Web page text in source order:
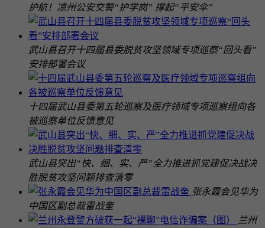
护航！凉州公安交警“护学岗” 撑起“平安伞”
武山县召开十四届县委脱贫攻坚领域专项巡察“回头看”
安排部署会议
十四届武山县委第五轮巡察及医疗领域专项巡察组向各
被巡察单位反馈意见
武山县突出“快、细、实、严”全力推进抓党建促决战决
胜脱贫攻坚问题排查清零
张永霞会见华为
中国区副总裁雷战奎
兰州